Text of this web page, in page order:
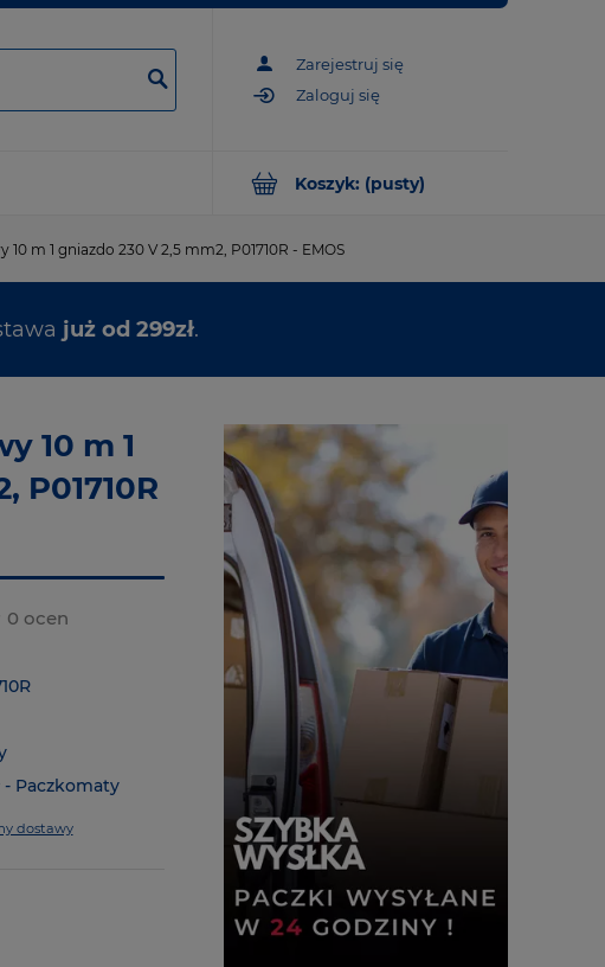
Zarejestruj się
Zaloguj się
Koszyk: (pusty)
10 m 1 gniazdo 230 V 2,5 mm2, P01710R - EMOS
już od 299zł.
10 m 1
P01710R
0 ocen
- Paczkomaty
dostawy